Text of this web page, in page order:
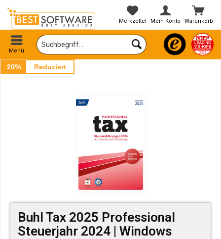
Warenkorb
Merkzettel Mein Konto
Menü
20% Reduziert
Buhl Tax 2025 Professional
Steuerjahr 2024 | Windows